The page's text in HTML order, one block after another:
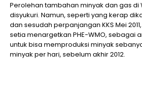
Perolehan tambahan minyak dan gas di
disyukuri. Namun, seperti yang kerap
dan sesudah perpanjangan KKS Mei
setia menargetkan PHE-WMO, sebagai
untuk bisa memproduksi minyak
minyak per hari, sebelum akhir 2012.